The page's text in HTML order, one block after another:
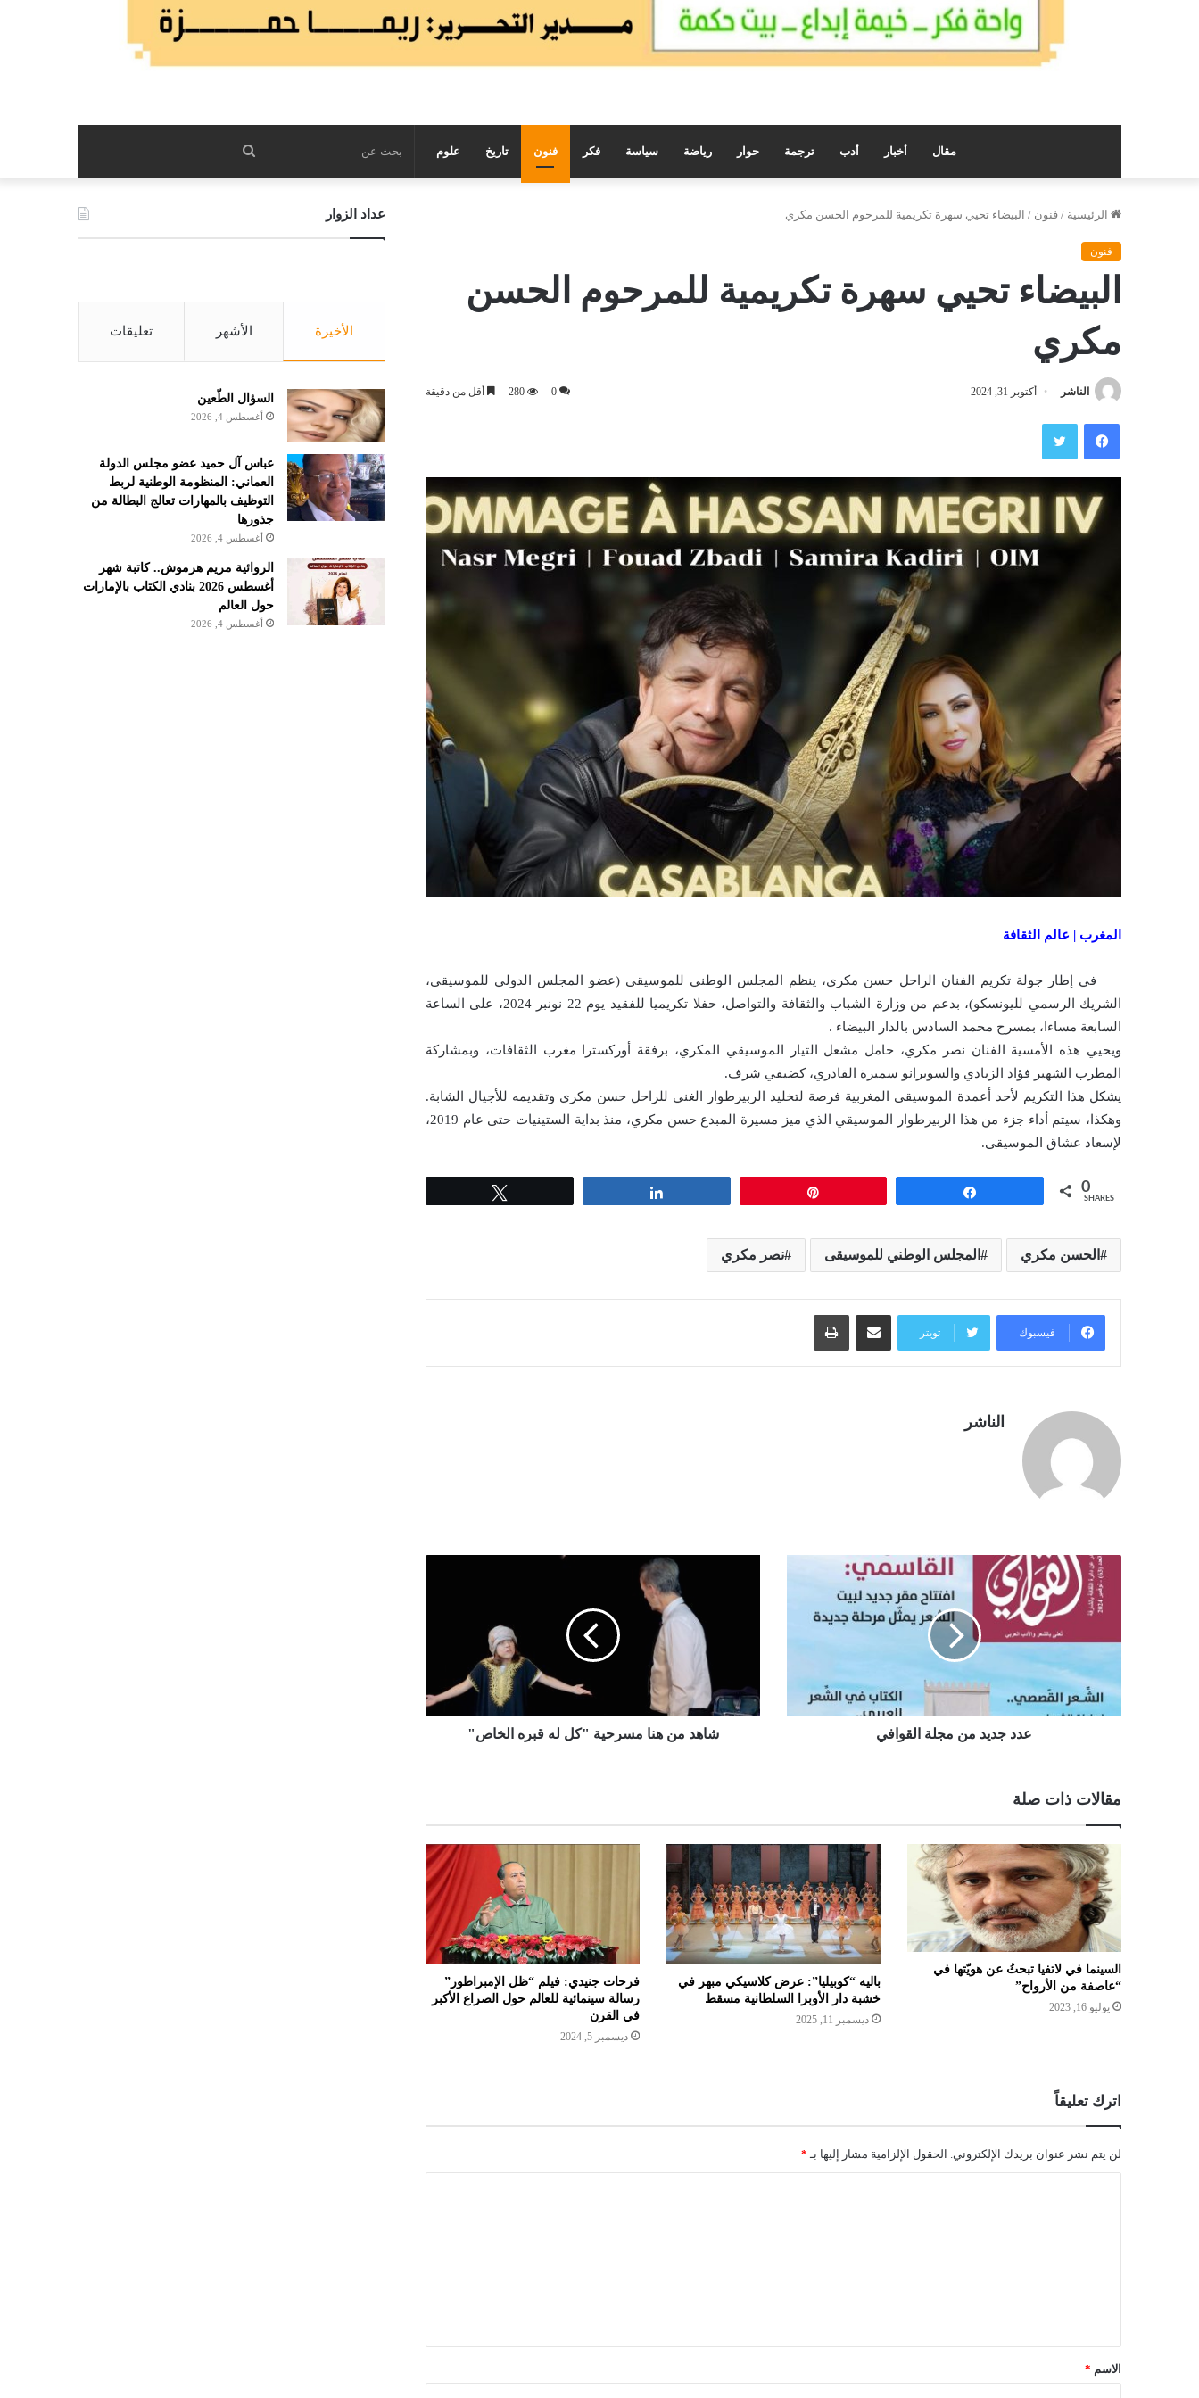
مقال أخبار أدب ترجمة حوار رياضة سياسة فكر فنون تاريخ علوم بحث
الرئيسية / فنون / البيضاء تحيي سهرة تكريمية للمرحوم الحسن مكري
فنون
البيضاء تحيي سهرة تكريمية للمرحوم الحسن
مكري
الناشر أكتوبر 31, 2024 0
280 أقل من دقيقة
فيسبوك تويتر
المغرب | عالم الثقافة
في إطار جولة تكريم الفنان الراحل حسن مكري، ينظم المجلس الوطني للموسيقى (عضو المجلس الدولي للموسيقى،
الشريك الرسمي لليونسكو)، بدعم من وزارة الشباب والثقافة والتواصل، حفلا تكريميا للفقيد يوم 22 نونبر 2024، على الساعة
السابعة مساءا، بمسرح محمد السادس بالدار البيضاء .
ويحيي هذه الأمسية الفنان نصر مكري، حامل مشعل التيار الموسيقي المكري، برفقة أوركسترا مغرب الثقافات، وبمشاركة
المطرب الشهير فؤاد الزبادي والسوبرانو سميرة القادري، كضيفي شرف.
يشكل هذا التكريم لأحد أعمدة الموسيقى المغربية فرصة لتخليد الربيرطوار الغني للراحل حسن مكري وتقديمه للأجيال الشابة.
وهكذا، سيتم أداء جزء من هذا الربيرطوار الموسيقي الذي ميز مسيرة المبدع حسن مكري، منذ بداية الستينيات حتى عام 2019،
لإسعاد عشاق الموسيقى.
0
SHARES
الحسن مكري المجلس الوطني للموسيقى نصر مكري
فيسبوك تويتر
مشاركة عبر البريد طباعة
الناشر
عدد جديد من مجلة القوافي شاهد من هنا مسرحية "كل له قبره الخاص"
مقالات ذات صلة
السينما في لاتفيا تبحثُ عن هويّتها في
“عاصفة من الأرواح”
يوليو 16, 2023
باليه “كوبيليا”: عرض كلاسيكي مبهر في
خشبة دار الأوبرا السلطانية مسقط
ديسمبر 11, 2025
فرحات جنيدي: فيلم “ظل الإمبراطور”
رسالة سينمائية للعالم حول الصراع الأكبر
في القرن
ديسمبر 5, 2024
اترك تعليقاً
لن يتم نشر عنوان بريدك الإلكتروني. الحقول الإلزامية مشار إليها بـ *
ق
*الاسم *
عداد الزوار
الأخيرة الأشهر تعليقات
السؤال الطّعين
أغسطس 4, 2026
عباس آل حميد عضو مجلس الدولة
العماني: المنظومة الوطنية لربط
التوظيف بالمهارات تعالج البطالة من
جذورها
أغسطس 4, 2026
الروائية مريم هرموش.. كاتبة شهر
أغسطس 2026 بنادي الكتاب بالإمارات
حول العالم
أغسطس 4, 2026